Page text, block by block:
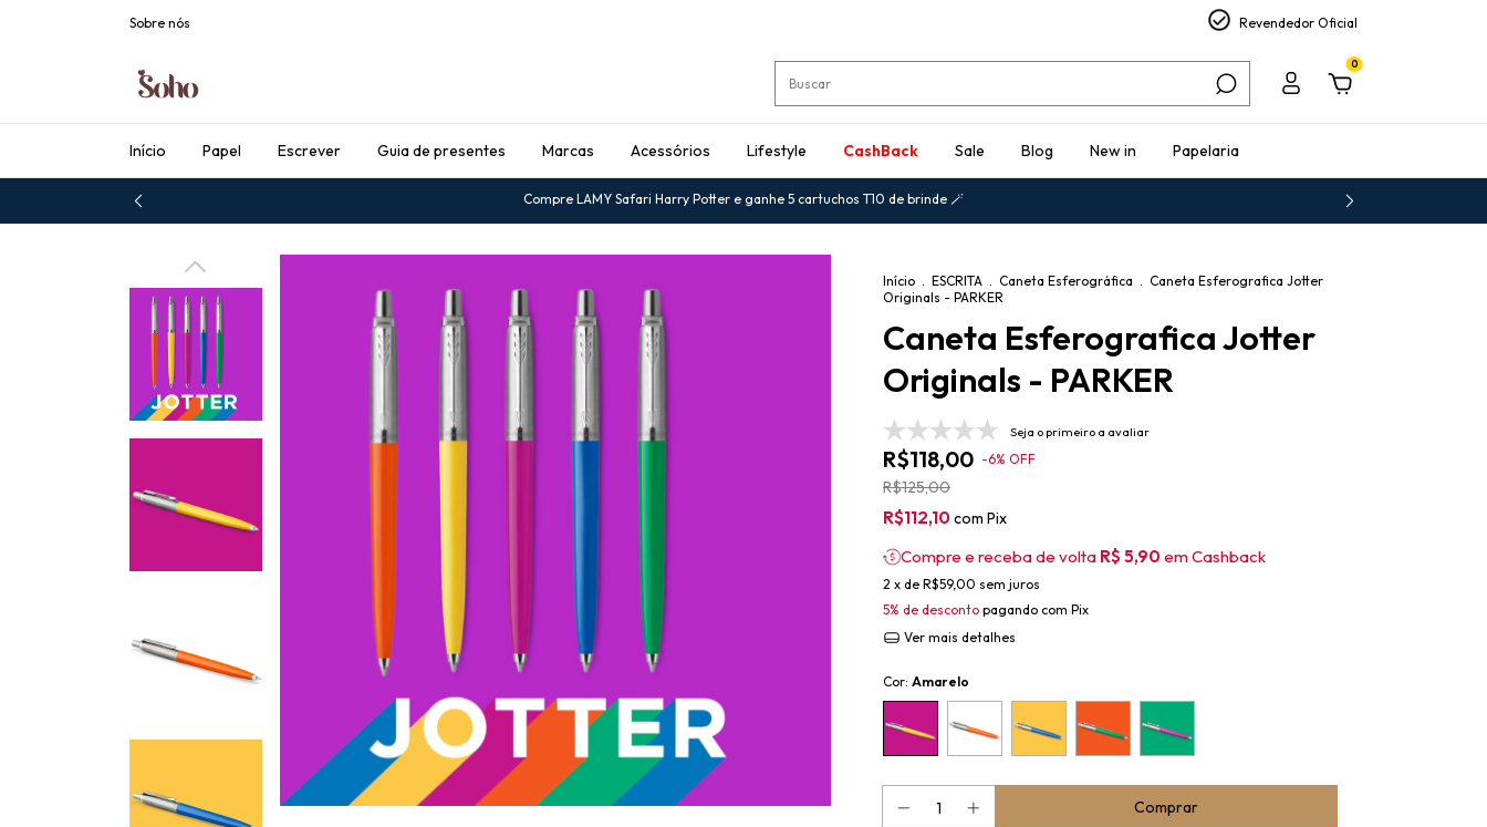
Sobre nós Revendedor Oficial
0
Início Papel Escrever Guia de presentes Marcas Acessórios Lifestyle CashBack Sale Blog New in Papelaria
Compre LAMY Safari Harry Potter e ganhe 5 cartuchos T10 de brinde 🪄
Início . ESCRITA . Caneta Esferográfica . Caneta Esferografica Jotter
Originals - PARKER
Caneta Esferografica Jotter
Originals - PARKER
Seja o primeiro a avaliar
R$118,00 -6% OFF
R$125,00
R$112,10com Pix
Compre e receba de volta R$ 5,90 em Cashback
2 x de R$59,00 sem juros
5% de desconto pagando com Pix
Ver mais detalhes
Cor: Amarelo